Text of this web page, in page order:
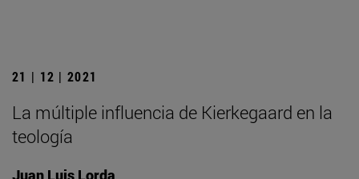
21 | 12 | 2021
La múltiple influencia de Kierkegaard en la
teología
Juan Luis Lorda